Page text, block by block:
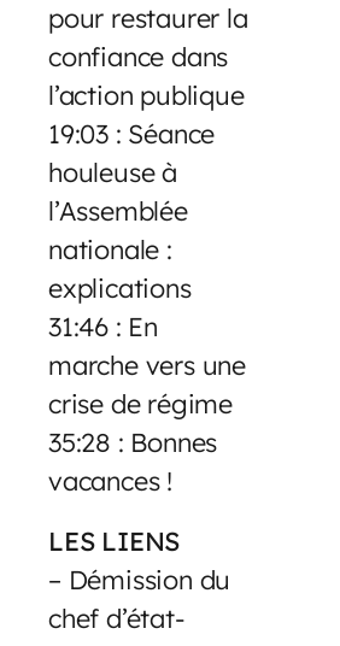
pour restaurer la
confiance dans
l’action publique
19:03 : Séance
houleuse à
l’Assemblée
nationale :
explications
31:46 : En
marche vers une
crise de régime
35:28 : Bonnes
vacances !
LES LIENS
– Démission du
chef d’état-